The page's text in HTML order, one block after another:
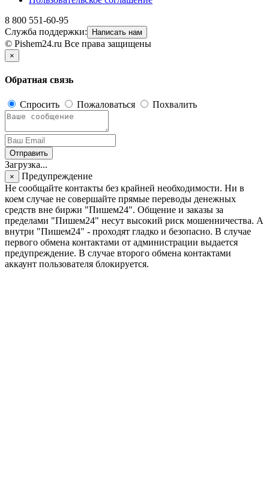
8 800 551-60-95
Служба поддержки:
Написать нам
© Pishem24.ru Все права защищены
×
Обратная связь
Спросить Пожаловаться Похвалить
Отправить
Загрузка...
×
Предупреждение
Не сообщайте контакты без крайней необходимости. Ни в
коем случае не совершайте прямые переводы денежных
средств вне биржи "Пишем24". Общение и заказы за
пределами "Пишем24" несут высокий риск мошенничества. А
внутри "Пишем24" - проходят гладко и безопасно. В случае
первого обмена контактами от администрации выдается
предупреждение. В случае второго обмена контактами
аккаунт пользователя блокируется.